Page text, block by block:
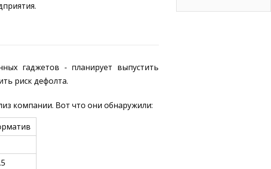
гаджетов - планирует выпустить
риск дефолта.
компании. Вот что они обнаружили: